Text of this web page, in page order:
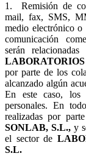
1.Remisión de
mail, fax, SMS,
medio electrónico
comunicación
serán
por parte de los
alcanzado algún
En este caso, los
personales. En
realizadas por
SONLAB, S.L., y
el sector de
S.L.